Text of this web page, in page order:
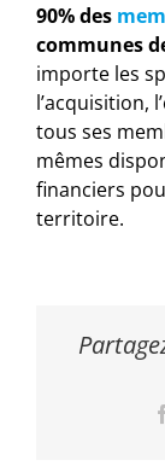
90% des
communes
importe les
l’acquisition,
tous ses
mêmes
financiers
territoire.